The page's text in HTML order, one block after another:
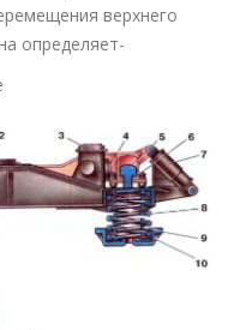
верхнего
определяет-